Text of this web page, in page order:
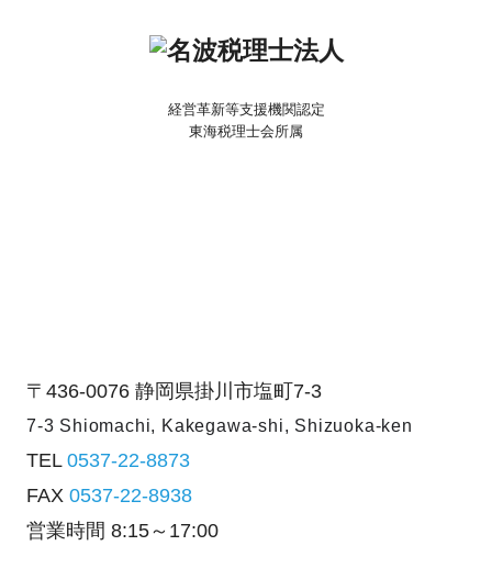
経営革新等支援機関認定
東海税理士会所属
〒436-0076静岡県掛川市塩町7-3
7-3 Shiomachi, Kakegawa-shi, Shizuoka-ken
TEL0537-22-8873
FAX0537-22-8938
営業時間 8:15～17:00